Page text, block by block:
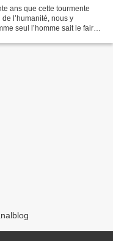
ans que cette tourmente
l’humanité, nous y
seul l’homme sait le faire